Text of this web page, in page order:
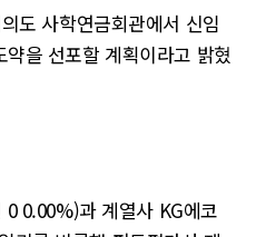
도 사학연금회관에서 신임
을 선포할 계획이라고 밝혔
0.00%)과 계열사 KG에코